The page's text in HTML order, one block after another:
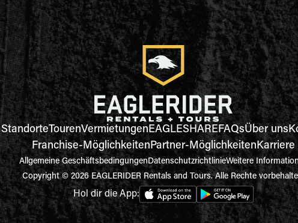
StandorteTourenVermietungenEAGLESHAREFAQsÜber uns
Franchise-MöglichkeitenPartner-MöglichkeitenKarriere
Allgemeine GeschäftsbedingungenDatenschutzrichtlinieWeitere
Copyright © 2026 EAGLERIDER Rentals and Tours. Alle Rechte
Hol dir die App: